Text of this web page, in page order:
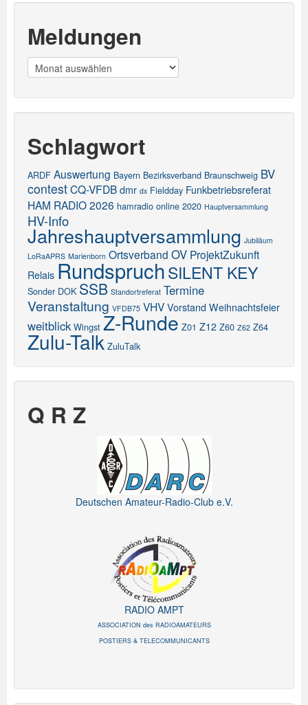
Meldungen
Meldungen
Schlagwort
ARDF Auswertung Bayern Bezirksverband Braunschweig BV
contestCQ-VFDB dmr dx Fieldday Funkbetriebsreferat
HAM RADIO 2026 hamradio online 2020 Hauptversammlung
HV-Info
Jahreshauptversammlung Jubiläum
LoRaAPRS Marienborn Ortsverband OV ProjektZukunft
Relais RundspruchSILENT KEY
Sonder DOK SSB Standortreferat Termine
Veranstaltung VFDB75 VHV Vorstand Weihnachtsfeier
weitblick Wingst Z-Runde Z01 Z12 Z60 Z62 Z64
Zulu-Talk ZuluTalk
Q R Z
Deutschen Amateur-Radio-Club e.V.
RADIO AMPT
ASSOCIATION des RADIOAMATEURS
POSTIERS & TELECOMMUNICANTS